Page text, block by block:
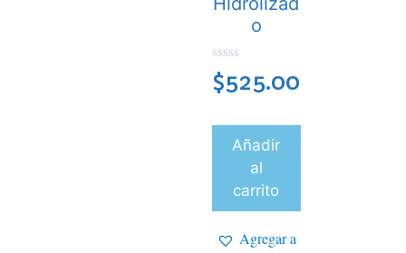
o
0
d
e
$525.00
Añadir
al
carrito
Agregar a